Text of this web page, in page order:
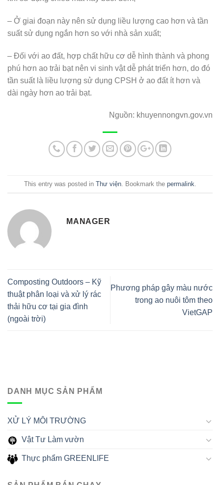
– Ở giai đoạn này nên sử dụng liều lượng cao hơn và tần
suất sử dụng ngắn hơn so với nhà sản xuất;
– Đối với ao đất, hợp chất hữu cơ dễ hình thành và phong
phú hơn ao trải bạt nên vi sinh vật dễ phát triển hơn, do đó
tần suất là liều lượng sử dụng CPSH ở ao đất ít hơn và
dài ngày hơn ao trải bạt.
Nguồn: khuyennongvn.gov.vn
This entry was posted in Thư viện. Bookmark the permalink
MANAGER
Composting Outdoors – Kỹ
thuật phân loại và xử lý rác
thải hữu cơ tại gia đình
(ngoài trời)
Phương pháp gây màu nước
trong ao nuôi tôm theo
VietGAP
DANH MỤC SẢN PHẨM
XỬ LÝ MÔI TRƯỜNG
Vật Tư Làm vườn
Thực phẩm GREENLIFE